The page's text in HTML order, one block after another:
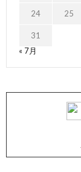
24 25
31
« 7月